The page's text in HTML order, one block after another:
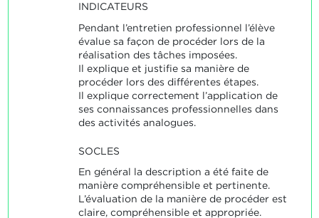
INDICATEURS
Pendant l’entretien professionnel l’élève
évalue sa façon de procéder lors de la
réalisation des tâches imposées.
Il explique et justifie sa manière de
procéder lors des différentes étapes.
Il explique correctement l’application de
ses connaissances professionnelles dans
des activités analogues.
SOCLES
En général la description a été faite de
manière compréhensible et pertinente.
L’évaluation de la manière de procéder est
claire, compréhensible et appropriée.